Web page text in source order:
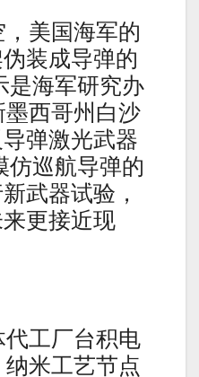
美国海军的
装成导弹的
是海军研究办
西哥州白沙
弹激光武器
仿巡航导弹的
武器试验，
更接近现
工厂台积电
米工艺节点